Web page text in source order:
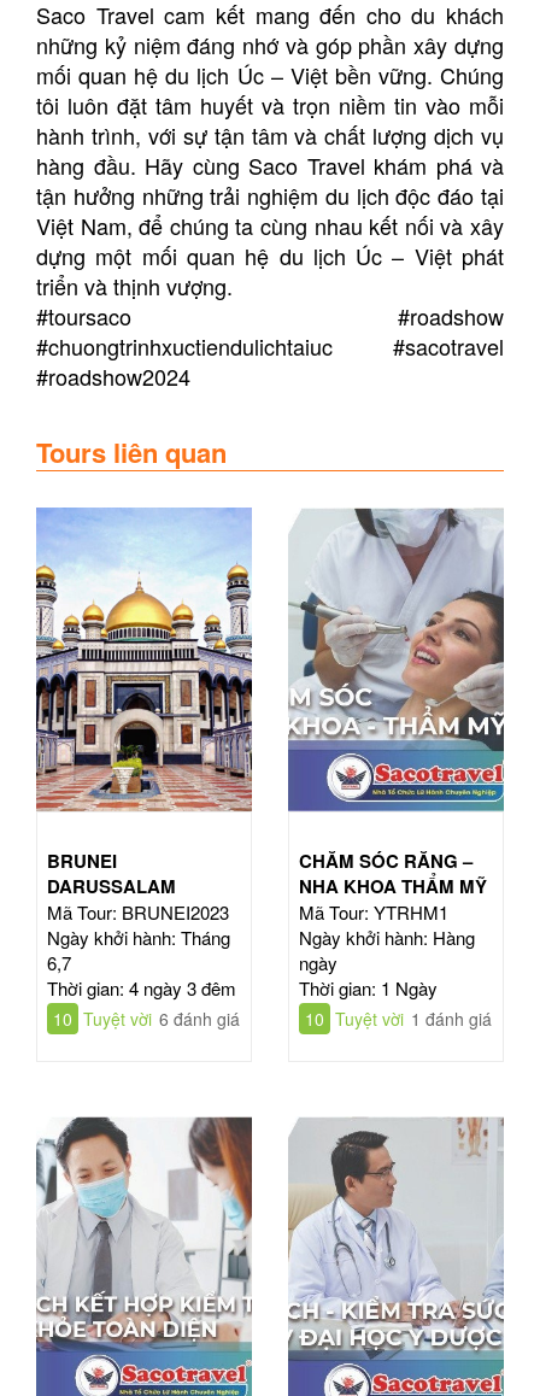
Saco Travel cam kết mang đến cho du khách
những kỷ niệm đáng nhớ và góp phần xây dựng
mối quan hệ du lịch Úc – Việt bền vững. Chúng
tôi luôn đặt tâm huyết và trọn niềm tin vào mỗi
hành trình, với sự tận tâm và chất lượng dịch vụ
hàng đầu. Hãy cùng Saco Travel khám phá và
tận hưởng những trải nghiệm du lịch độc đáo tại
Việt Nam, để chúng ta cùng nhau kết nối và xây
dựng một mối quan hệ du lịch Úc – Việt phát
triển và thịnh vượng.
#toursaco #roadshow
#chuongtrinhxuctiendulichtaiuc #sacotravel
#roadshow2024
Tours liên quan
BRUNEI
DARUSSALAM
Mã Tour: BRUNEI2023
Ngày khởi hành: Tháng
6,7
Thời gian: 4 ngày 3 đêm
10 Tuyệt vời 6 đánh giá
CHĂM SÓC RĂNG –
NHA KHOA THẨM MỸ
Mã Tour: YTRHM1
Ngày khởi hành: Hàng
ngày
Thời gian: 1 Ngày
10 Tuyệt vời 1 đánh giá